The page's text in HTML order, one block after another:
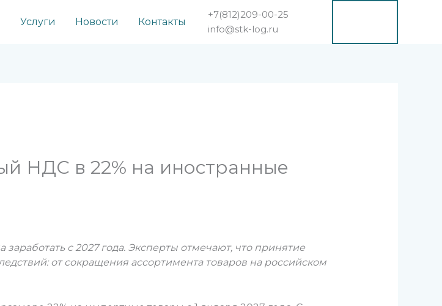
Услуги Новости Контакты
+7(812)209-00-25
info@stk-log.ru
НДС в 22% на иностранные
с 2027 года. Эксперты отмечают, что принятие
от сокращения ассортимента товаров на российском